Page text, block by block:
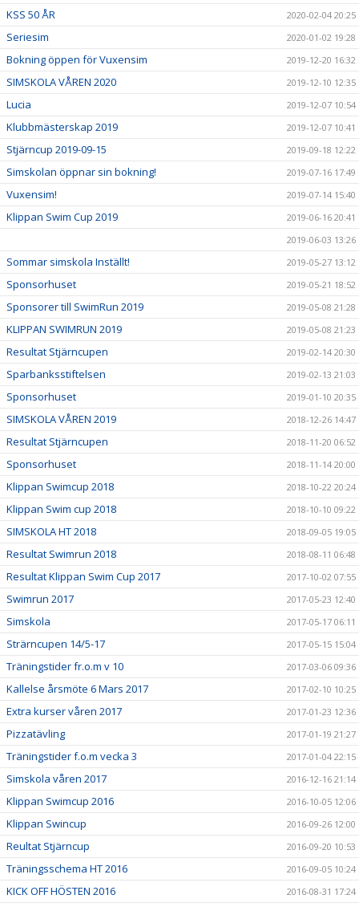
KSS 50 ÅR 2020-02-04 20:25
Seriesim 2020-01-02 19:28
Bokning öppen för Vuxensim 2019-12-20 16:32
SIMSKOLA VÅREN 2020 2019-12-10 12:35
Lucia 2019-12-07 10:54
Klubbmästerskap 2019 2019-12-07 10:41
Stjärncup 2019-09-15 2019-09-18 12:22
Simskolan öppnar sin bokning! 2019-07-16 17:49
Vuxensim! 2019-07-14 15:40
Klippan Swim Cup 2019
2019-06-16 20:41
2019-06-03 13:26
Sommar simskola Inställt! 2019-05-27 13:12
Sponsorhuset 2019-05-21 18:52
Sponsorer till SwimRun 2019 2019-05-08 21:28
KLIPPAN SWIMRUN 2019 2019-05-08 21:23
Resultat Stjärncupen 2019-02-14 20:30
Sparbanksstiftelsen 2019-02-13 21:03
Sponsorhuset 2019-01-10 20:35
SIMSKOLA VÅREN 2019 2018-12-26 14:47
Resultat Stjärncupen 2018-11-20 06:52
Sponsorhuset 2018-11-14 20:00
Klippan Swimcup 2018 2018-10-22 20:24
Klippan Swim cup 2018 2018-10-10 09:22
SIMSKOLA HT 2018 2018-09-05 19:05
Resultat Swimrun 2018 2018-08-11 06:48
Resultat Klippan Swim Cup 2017 2017-10-02 07:55
Swimrun 2017 2017-05-23 12:40
Simskola 2017-05-17 06:11
Strärncupen 14/5-17 2017-05-15 15:04
Träningstider fr.o.m v 10 2017-03-06 09:36
Kallelse årsmöte 6 Mars 2017 2017-02-10 10:25
Extra kurser våren 2017 2017-01-23 12:36
Pizzatävling 2017-01-19 21:27
Träningstider f.o.m vecka 3 2017-01-04 22:15
Simskola våren 2017 2016-12-16 21:14
Klippan Swimcup 2016 2016-10-05 12:06
Klippan Swincup 2016-09-26 12:00
Reultat Stjärncup 2016-09-20 10:53
Träningsschema HT 2016 2016-09-05 10:24
KICK OFF HÖSTEN 2016 2016-08-31 17:24